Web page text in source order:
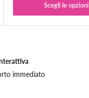
Scegli le opzioni
immediato